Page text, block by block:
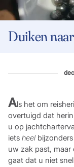
Duiken
Als het om
overtuigd dat
u op
iets heelbijzonders
uw zak past,
gaat dat u niet